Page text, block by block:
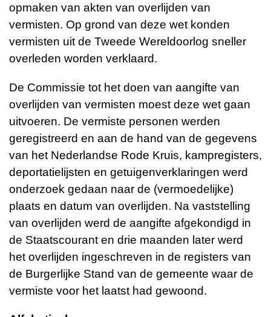
opmaken van akten van overlijden van
vermisten. Op grond van deze wet konden
vermisten uit de Tweede Wereldoorlog sneller
overleden worden verklaard.
De Commissie tot het doen van aangifte van
overlijden van vermisten moest deze wet gaan
uitvoeren. De vermiste personen werden
geregistreerd en aan de hand van de gegevens
van het Nederlandse Rode Kruis, kampregisters,
deportatielijsten en getuigenverklaringen werd
onderzoek gedaan naar de (vermoedelijke)
plaats en datum van overlijden. Na vaststelling
van overlijden werd de aangifte afgekondigd in
de Staatscourant en drie maanden later werd
het overlijden ingeschreven in de registers van
de Burgerlijke Stand van de gemeente waar de
vermiste voor het laatst had gewoond.